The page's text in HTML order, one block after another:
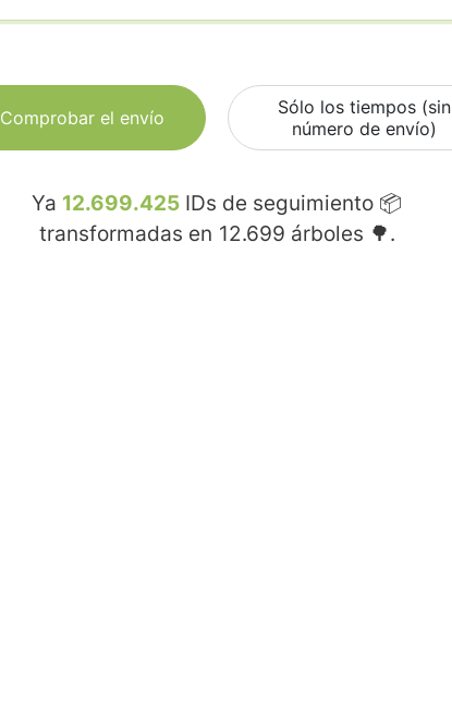
Comprobar el envío
Sólo los tiempos (sin
número de envío)
Ya 12.699.425 IDs de seguimiento 📦
transformadas en 12.699 árboles 🌳.